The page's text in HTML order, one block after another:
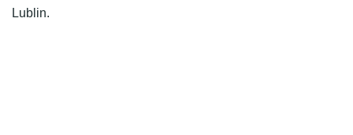
Lublin.